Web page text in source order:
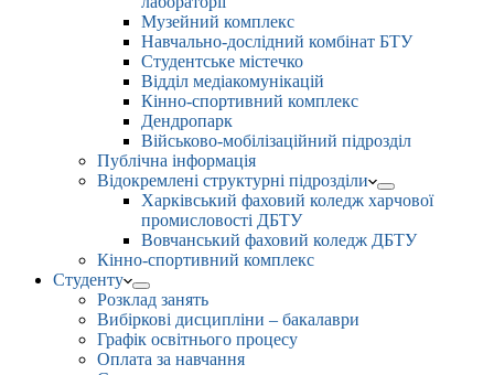
Музейний комплекс
Навчально-дослідний комбінат БТУ
Студентське містечко
Відділ медіакомунікацій
Кінно-спортивний комплекс
Дендропарк
Військово-мобілізаційний підрозділ
Публічна інформація
Відокремлені структурні підрозділи
Харківський фаховий коледж харчової
промисловості ДБТУ
Вовчанський фаховий коледж ДБТУ
Кінно-спортивний комплекс
Студенту
Розклад занять
Вибіркові дисципліни – бакалаври
Графік освітнього процесу
Оплата за навчання